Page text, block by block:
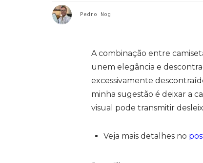
Pedro Nog
A combinação entre
unem elegância e
excessivamente
minha sugestão é deixar a
visual pode transmitir
Veja mais detalhes no